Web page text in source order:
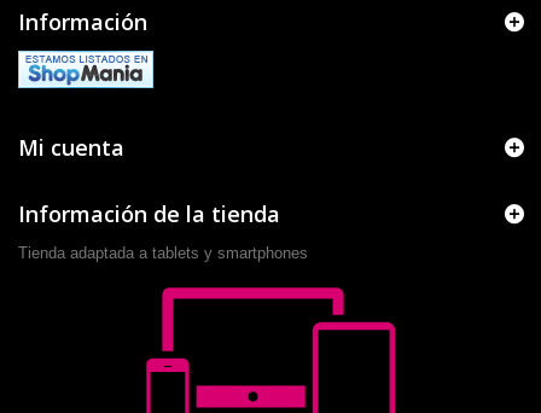
Información
Mi cuenta
Información de la tienda
Tienda adaptada a tablets y smartphones